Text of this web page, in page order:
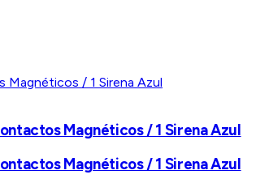
Magnéticos / 1 Sirena Azul
Magnéticos / 1 Sirena Azul